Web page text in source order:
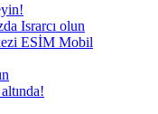
Israrcı olun
ESİM Mobil